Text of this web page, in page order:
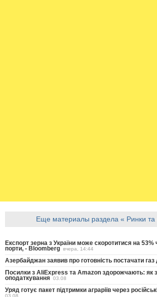
Еще материалы раздела « Ринки та
Експорт зерна з України може скоротитися на
порти, - Bloomberg вчера, 14:44
Азербайджан заявив про готовність постачати газ
Посилки з AliExpress та Amazon здорожчають: як
оподаткування 03.08
Уряд готує пакет підтримки аграріїв через